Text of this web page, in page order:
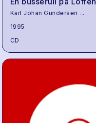
Karl Johan Gundersen ...
1995
CD